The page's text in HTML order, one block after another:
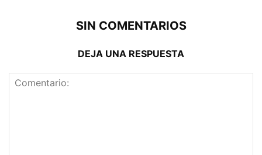
SIN COMENTARIOS
DEJA UNA RESPUESTA